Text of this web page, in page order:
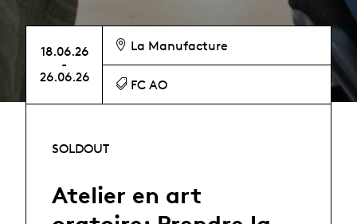
18.06.26
-
26.06.26
La Manufacture
FC AO
SOLDOUT
Atelier en art